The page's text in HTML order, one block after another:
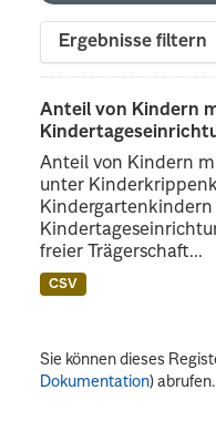
Ergebnisse filtern
Anteil von Kindern
Anteil von Kindern
unter
freier Trägerschaft...
CSV
Sie können dieses
Dokumentation) abrufen.